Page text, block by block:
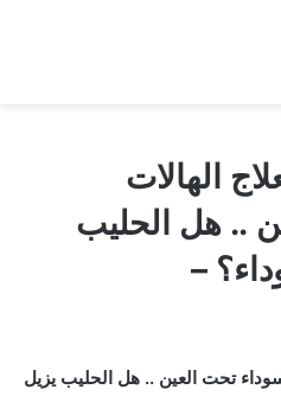
الهالات
.. هل الحليب
–
تحت العين .. هل الحليب يزيل